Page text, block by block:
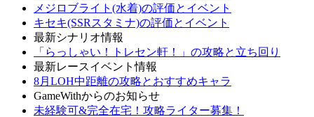
メジロブライト(水着)の評価とイベント
キセキ(SSRスタミナ)の評価とイベント
最新シナリオ情報
「らっしゃい！トレセン軒！」の攻略と立ち回り
最新レースイベント情報
8月LOH中距離の攻略とおすすめキャラ
GameWithからのお知らせ
未経験可&完全在宅！攻略ライター募集！